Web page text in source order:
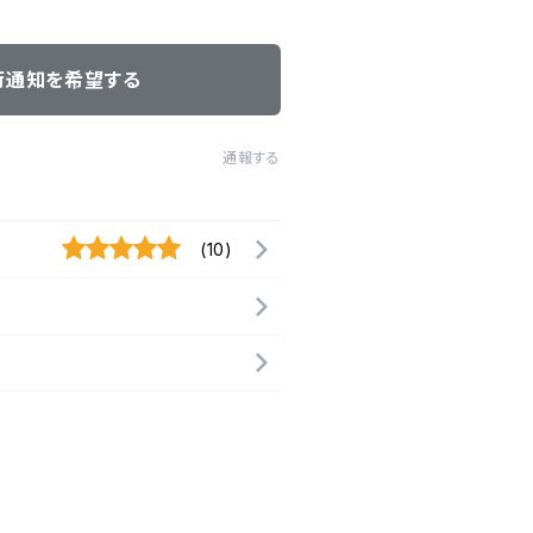
知を希望する
通報する
(10)